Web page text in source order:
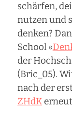
schärfen,
nutzen und
denken?
School «
der
(Bric_05).
nach der
ZHdK